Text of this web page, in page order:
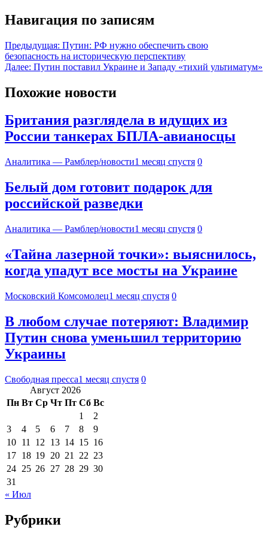
Навигация по записям
Предыдущая: Путин: РФ нужно обеспечить свою
безопасность на историческую перспективу
Далее: Путин поставил Украине и Западу «тихий ультиматум»
Похожие новости
Британия разглядела в идущих из
России танкерах БПЛА-авианосцы
Аналитика — Рамблер/новости1 месяц спустя 0
Белый дом готовит подарок для
российской разведки
Аналитика — Рамблер/новости1 месяц спустя 0
«Тайна лазерной точки»: выяснилось,
когда упадут все мосты на Украине
Московский Комсомолец1 месяц спустя 0
В любом случае потеряют: Владимир
Путин снова уменьшил территорию
Украины
Свободная пресса1 месяц спустя 0
Август 2026
Пн Вт Ср Чт Пт Сб Вс
1
2
3
4 5 6 7 8
9
10 11 12 13 14 15 16
17 18 19 20 21 22 23
24 25 26 27 28 29 30
31
« Июл
Рубрики